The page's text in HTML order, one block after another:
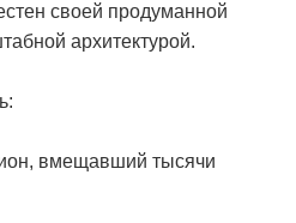
своей продуманной
архитектурой.
вмещавший тысячи